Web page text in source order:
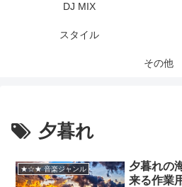
DJ MIX
スタイル
その他
夕暮れ
★☆★ 音楽ジャンル
夕暮れの
来る作業